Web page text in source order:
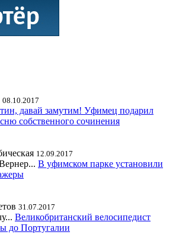
08.10.2017
давай замутим! Уфимец подарил
собственного сочинения
12.09.2017
В уфимском парке установили
31.07.2017
Великобританский велосипедист
до Португалии